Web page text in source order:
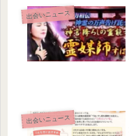
出会いニュース
出会いニュース